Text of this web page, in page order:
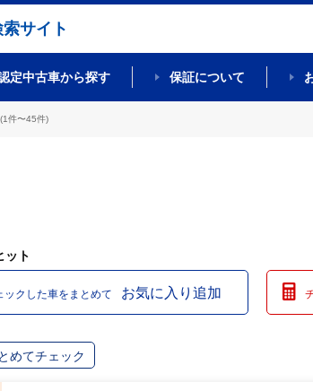
サイト
定中古車から探す 保証について
件〜45件)
ット
ックした車をまとめて お気に入り追加
めてチェック